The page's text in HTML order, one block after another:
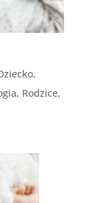
,
, Rodzice,